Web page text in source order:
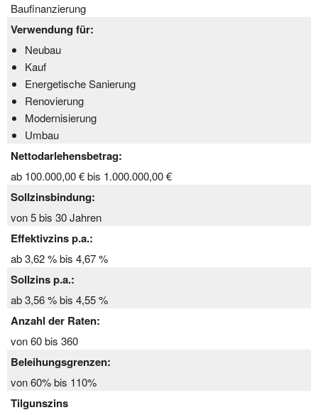
Baufinanzierung
Verwendung für:
Neubau
Kauf
Energetische Sanierung
Renovierung
Modernisierung
Umbau
Nettodarlehensbetrag:
ab 100.000,00 € bis 1.000.000,00 €
Sollzinsbindung:
von 5 bis 30 Jahren
Effektivzins p.a.:
ab 3,62 % bis 4,67 %
Sollzins p.a.:
ab 3,56 % bis 4,55 %
Anzahl der Raten:
von 60 bis 360
Beleihungsgrenzen:
von 60% bis 110%
Tilgunszins